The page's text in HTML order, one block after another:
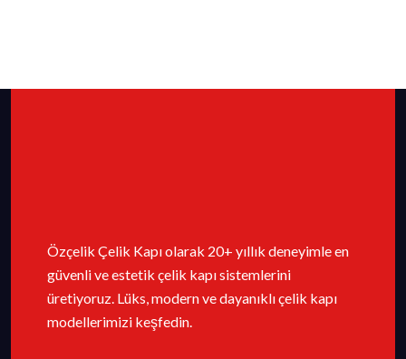
Özçelik Çelik Kapı olarak 20+ yıllık deneyimle en
güvenli ve estetik çelik kapı sistemlerini
üretiyoruz. Lüks, modern ve dayanıklı çelik kapı
modellerimizi keşfedin.